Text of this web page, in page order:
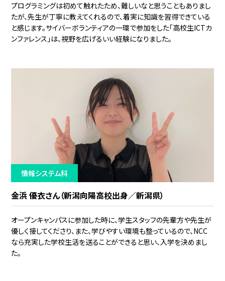
プログラミングは初めて触れたため、難しいなと思うこともありまし
たが、先生が丁寧に教えてくれるので、着実に知識を習得できている
と感じます。サイバーボランティアの一環で参加をした「高校生ICTカ
ンファレンス」は、視野を広げるいい経験になりました。
情報システム科
金浜 優衣さん（新潟向陽高校出身／新潟県）
オープンキャンパスに参加した時に、学生スタッフの先輩方や先生が
優しく接してくださり、また、学びやすい環境も整っているので、NCC
なら充実した学校生活を送ることができると思い、入学を決めまし
た。